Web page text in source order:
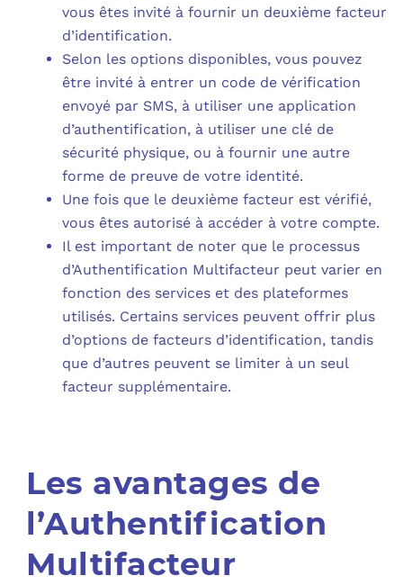
vous êtes invité à fournir un deuxième facteur
d’identification.
Selon les options disponibles, vous pouvez
être invité à entrer un code de vérification
envoyé par SMS, à utiliser une application
d’authentification, à utiliser une clé de
sécurité physique, ou à fournir une autre
forme de preuve de votre identité.
Une fois que le deuxième facteur est vérifié,
vous êtes autorisé à accéder à votre compte.
Il est important de noter que le processus
d’Authentification Multifacteur peut varier en
fonction des services et des plateformes
utilisés. Certains services peuvent offrir plus
d’options de facteurs d’identification, tandis
que d’autres peuvent se limiter à un seul
facteur supplémentaire.
Les avantages de
l’Authentification
Multifacteur